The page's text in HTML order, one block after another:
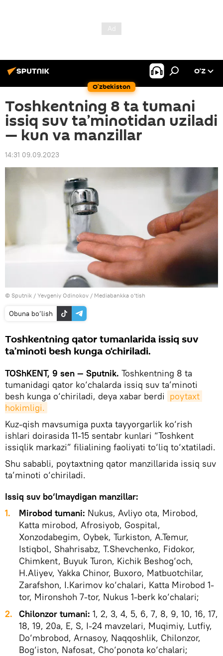
O‘zbekiston
O’Z
Toshkentning 8 ta tumani
issiq suv ta’minotidan uziladi
— kun va manzillar
14:31 09.09.2023
© Sputnik / Yevgeniy Odinokov / Mediabankka o‘tish
Obuna bo‘lish
Toshkentning qator tumanlarida issiq suv
ta’minoti besh kunga o‘chiriladi.
TOShKENT, 9 sen — Sputnik. Toshkentning 8 ta
tumanidagi qator ko‘chalarda issiq suv ta’minoti
besh kunga o‘chiriladi, deya xabar berdi poytaxt
hokimligi.
Kuz-qish mavsumiga puxta tayyorgarlik ko‘rish
ishlari doirasida 11-15 sentabr kunlari “Toshkent
issiqlik markazi” filialining faoliyati to‘liq to‘xtatiladi.
Shu sababli, poytaxtning qator manzillarida issiq suv
ta’minoti o‘chiriladi.
Issiq suv bo‘lmaydigan manzillar:
1.
Mirobod tumani: Nukus, Avliyo ota, Mirobod,
Katta mirobod, Afrosiyob, Gospital,
Xonzodabegim, Oybek, Turkiston, A.Temur,
Istiqbol, Shahrisabz, T.Shevchenko, Fidokor,
Chimkent, Buyuk Turon, Kichik Beshog‘och,
H.Aliyev, Yakka Chinor, Buxoro, Matbuotchilar,
Zarafshon, I.Karimov ko‘chalari, Katta Mirobod 1-
tor, Mironshoh 7-tor, Nukus 1-berk ko‘chalari;
2.
Chilonzor tumani: 1, 2, 3, 4, 5, 6, 7, 8, 9, 10, 16, 17,
18, 19, 20a, E, S, I-24 mavzelari, Muqimiy, Lutfiy,
Do‘mbrobod, Arnasoy, Naqqoshlik, Chilonzor,
Bog‘iston, Nafosat, Cho‘ponota ko‘chalari;